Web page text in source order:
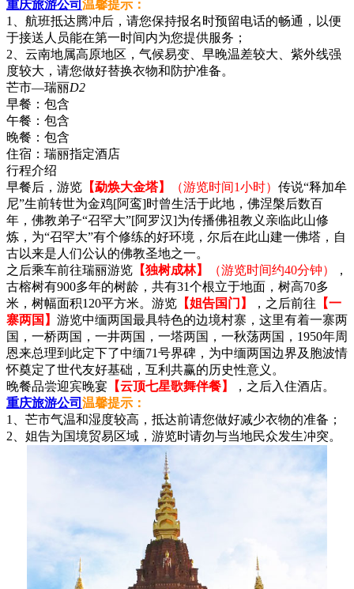
重庆旅游公司 温馨提示：
1、航班抵达腾冲后，请您保持报名时预留电话的畅通，以便
于接送人员能在第一时间内为您提供服务；
2、云南地属高原地区，气候易变、早晚温差较大、紫外线强
度较大，请您做好替换衣物和防护准备。
芒市—瑞丽D2
早餐： 包含
午餐： 包含
晚餐： 包含
住宿： 瑞丽指定酒店
行程介绍
早餐后，游览 【勐焕大金塔】 （游览时间1小时） 传说“释加牟
尼”生前转世为金鸡[阿鸾]时曾生活于此地，佛涅槃后数百
年，佛教弟子“召罕大”[阿罗汉]为传播佛祖教义亲临此山修
炼，为“召罕大”有个修练的好环境，尔后在此山建一佛塔，自
古以来是人们公认的佛教圣地之一。
之后乘车前往瑞丽游览 【独树成林】 （游览时间约40分钟）
，
古榕树有900多年的树龄，共有31个根立于地面，树高70多
米，树幅面积120平方米。游览 【姐告国门】 ，之后前往 【一
寨两国】 游览中缅两国最具特色的边境村寨，这里有着一寨两
国，一桥两国，一井两国，一塔两国，一秋荡两国，1950年周
恩来总理到此定下了中缅71号界碑，为中缅两国边界及胞波情
怀奠定了世代友好基础，互利共赢的历史性意义。
晚餐品尝迎宾晚宴 【云顶七星歌舞伴餐】
，之后入住酒店。
重庆旅游公司 温馨提示：
1、芒市气温和湿度较高，抵达前请您做好减少衣物的准备；
2、姐告为国境贸易区域，游览时请勿与当地民众发生冲突。